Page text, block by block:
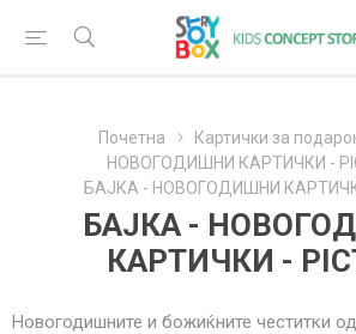
Почетна
Картички за
НОВОГОДИШНИ КАРТИЧКИ -
БАЈКА - НОВОГОДИШНИ
БАЈКА -
КАРТИЧКИ -
Новогодишните и божиќните честитки